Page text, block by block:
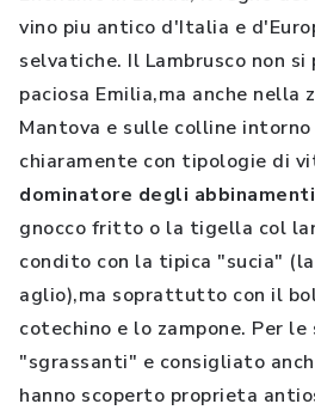
vino piu antico d'Italia e
selvatiche. Il Lambrusco non
paciosa Emilia,ma anche nella
Mantova e sulle colline intorno
chiaramente con tipologie di
dominatore degli
gnocco fritto o la tigella col
condito con la tipica "sucia"
aglio),ma soprattutto con il
cotechino e lo zampone. Per le
"sgrassanti" e consigliato
hanno scoperto proprieta